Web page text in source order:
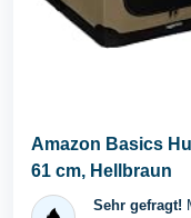
Amazon Basics
61 cm, Hellbraun
Sehr gefragt!